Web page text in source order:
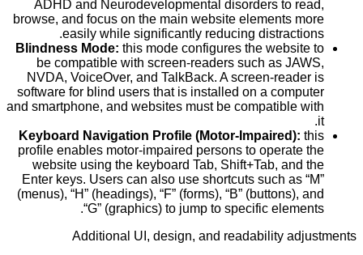
ADHD and Neurodevelopmental disorders to read,
browse, and focus on the main website elements more
easily while significantly reducing distractions.
Blindness Mode: this mode configures the website to
be compatible with screen-readers such as JAWS,
NVDA, VoiceOver, and TalkBack. A screen-reader is
software for blind users that is installed on a computer
and smartphone, and websites must be compatible with
it.
Keyboard Navigation Profile (Motor-Impaired): this
profile enables motor-impaired persons to operate the
website using the keyboard Tab, Shift+Tab, and the
Enter keys. Users can also use shortcuts such as “M”
(menus), “H” (headings), “F” (forms), “B” (buttons), and
“G” (graphics) to jump to specific elements.
Additional UI, design, and readability adjustments